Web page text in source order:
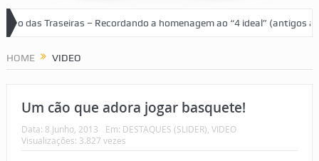
– Recordando a homenagem ao “4 ideal” (antigos atletas
HOME VIDEO
Um cão que adora jogar basquete!
Data: 8 Junho, 2013 Em: DESTAQUES (SLIDER) VIDEO
Visualizações: 3.827 vezes